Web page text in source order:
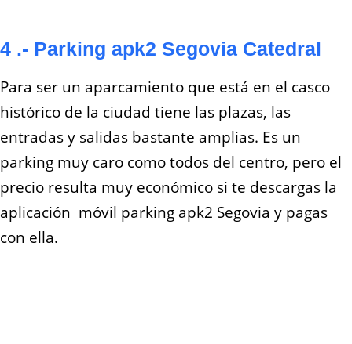
4 .- Parking apk2 Segovia Catedral
Para ser un aparcamiento que está en el casco
histórico de la ciudad tiene las plazas, las
entradas y salidas bastante amplias. Es un
parking muy caro como todos del centro, pero el
precio resulta muy económico si te descargas la
aplicación móvil parking apk2 Segovia y pagas
con ella.